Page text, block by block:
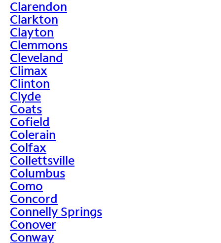
Clarendon
Clarkton
Clayton
Clemmons
Cleveland
Climax
Clinton
Clyde
Coats
Cofield
Colerain
Colfax
Collettsville
Columbus
Como
Concord
Connelly Springs
Conover
Conway